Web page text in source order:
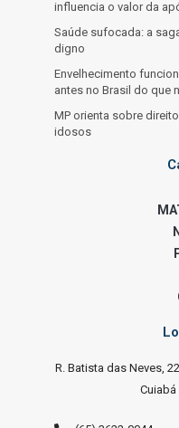
influencia o valor da
Saúde sufocada: a
digno
Envelhecimento
antes no Brasil do que
MP orienta sobre
idosos
R. Batista das Neves,
Cuiabá